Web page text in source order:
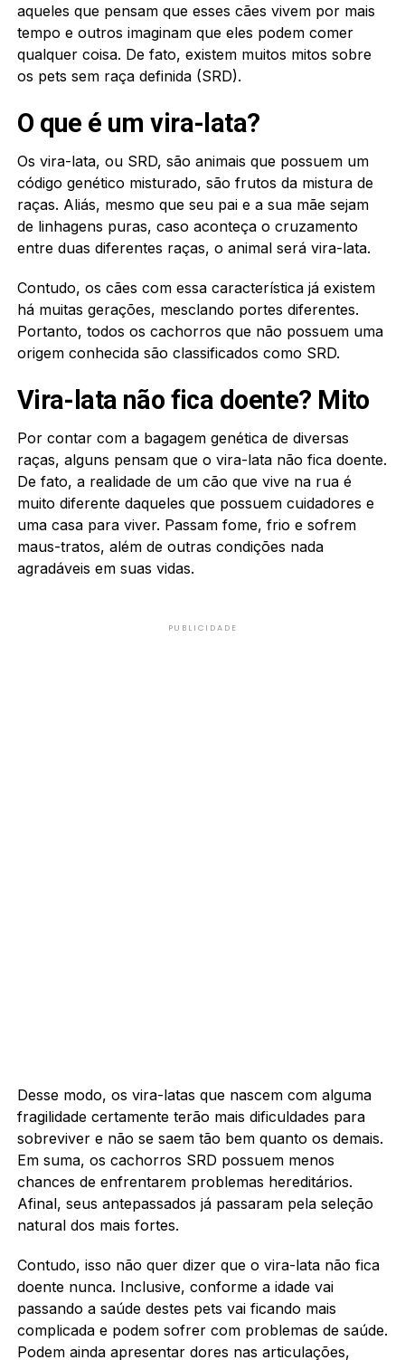
aqueles que pensam que esses cães vivem por mais
tempo e outros imaginam que eles podem comer
qualquer coisa. De fato, existem muitos mitos sobre
os pets sem raça definida (SRD).
O que é um vira-lata?
Os vira-lata, ou SRD, são animais que possuem um
código genético misturado, são frutos da mistura de
raças. Aliás, mesmo que seu pai e a sua mãe sejam
de linhagens puras, caso aconteça o cruzamento
entre duas diferentes raças, o animal será vira-lata.
Contudo, os cães com essa característica já existem
há muitas gerações, mesclando portes diferentes.
Portanto, todos os cachorros que não possuem uma
origem conhecida são classificados como SRD.
Vira-lata não fica doente? Mito
Por contar com a bagagem genética de diversas
raças, alguns pensam que o vira-lata não fica doente.
De fato, a realidade de um cão que vive na rua é
muito diferente daqueles que possuem cuidadores e
uma casa para viver. Passam fome, frio e sofrem
maus-tratos, além de outras condições nada
agradáveis em suas vidas.
PUBLICIDADE
Desse modo, os vira-latas que nascem com alguma
fragilidade certamente terão mais dificuldades para
sobreviver e não se saem tão bem quanto os demais.
Em suma, os cachorros SRD possuem menos
chances de enfrentarem problemas hereditários.
Afinal, seus antepassados já passaram pela seleção
natural dos mais fortes.
Contudo, isso não quer dizer que o vira-lata não fica
doente nunca. Inclusive, conforme a idade vai
passando a saúde destes pets vai ficando mais
complicada e podem sofrer com problemas de saúde.
Podem ainda apresentar dores nas articulações,